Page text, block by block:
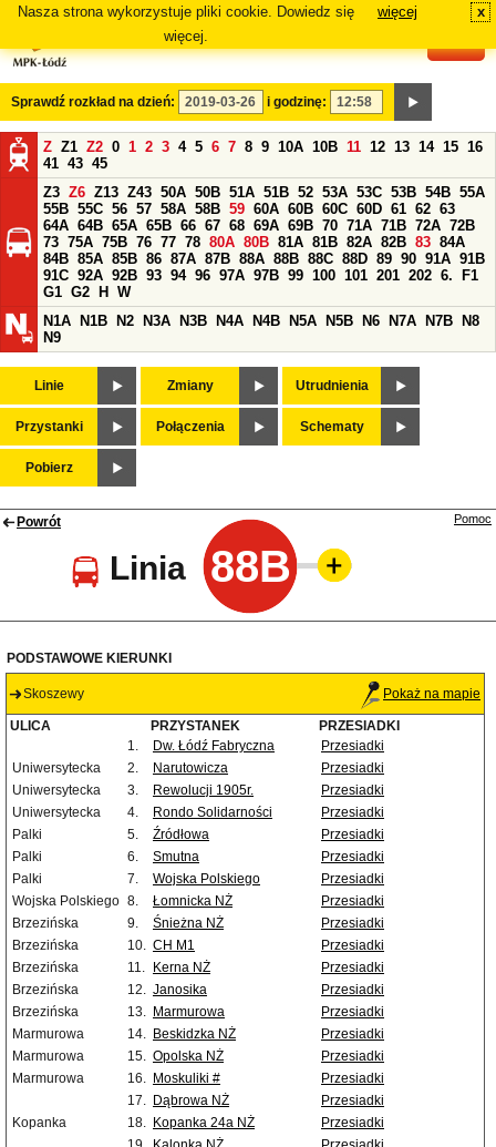
Nasza strona wykorzystuje pliki cookie. Dowiedz się
więcej.
więcej x
Sprawdź rozkład na dzień: i godzinę:
Z Z1 Z2 0 1 2 3 4 5 6 7 8 9 10A 10B 11 12 13 14 15 16
41 43 45
Z3 Z6 Z13 Z43 50A 50B 51A 51B 52 53A 53C 53B 54B 55A
55B 55C 56 57 58A 58B 59 60A 60B 60C 60D 61 62 63
64A 64B 65A 65B 66 67 68 69A 69B 70 71A 71B 72A 72B
73 75A 75B 76 77 78 80A 80B 81A 81B 82A 82B 83 84A
84B 85A 85B 86 87A 87B 88A 88B 88C 88D 89 90 91A 91B
91C 92A 92B 93 94 96 97A 97B 99 100 101 201 202 6.
F1
G1 G2 H
W
N1A
N1B N2 N3A N3B N4A N4B N5A N5B N6 N7A N7B
N8
N9
Linie Zmiany Utrudnienia
Przystanki Połączenia Schematy
Pobierz
Powrót
Linia 88B
Pomoc
PODSTAWOWE KIERUNKI
Skoszewy Pokaż na mapie
ULICA PRZYSTANEK
PRZESIADKI
1.
Dw. Łódź Fabryczna
Przesiadki
Uniwersytecka
2. Narutowicza
Przesiadki
Uniwersytecka
3. Rewolucji 1905r.
Przesiadki
Uniwersytecka
4. Rondo Solidarności
Przesiadki
Palki
5. Źródłowa
Przesiadki
Palki
6. Smutna
Przesiadki
Palki
7. Wojska Polskiego
Przesiadki
Wojska Polskiego 8. Łomnicka NŻ
Przesiadki
Brzezińska
9. Śnieżna NŻ
Przesiadki
Brzezińska
10. CH M1
Przesiadki
Brzezińska
11. Kerna NŻ
Przesiadki
Brzezińska
12. Janosika
Przesiadki
Brzezińska
13. Marmurowa
Przesiadki
Marmurowa
14. Beskidzka NŻ
Przesiadki
Marmurowa
15. Opolska NŻ
Przesiadki
Marmurowa
16. Moskuliki #
Przesiadki
17. Dąbrowa NŻ
Przesiadki
Kopanka
18. Kopanka 24a NŻ
Przesiadki